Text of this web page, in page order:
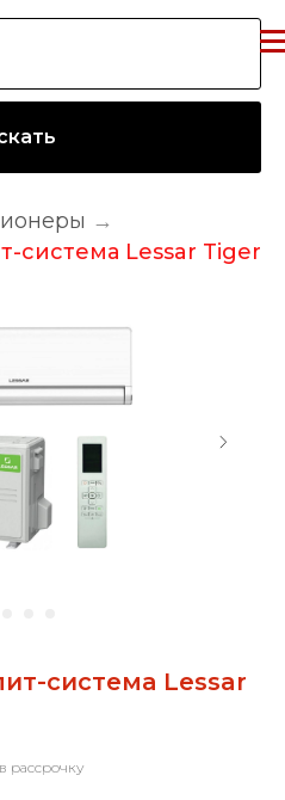
→
система Lessar Tiger
система Lessar
рассрочку